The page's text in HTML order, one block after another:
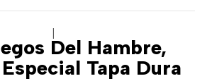
Del Hambre,
Tapa Dura